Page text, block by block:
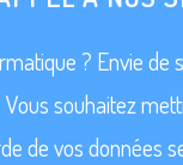
? Envie de
souhaitez
de vos données